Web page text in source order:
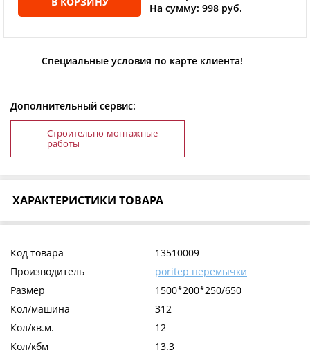
На сумму: 998 руб.
Специальные условия по карте клиента!
Дополнительный сервис:
Строительно-монтажные
работы
ХАРАКТЕРИСТИКИ ТОВАРА
Код товара
13510009
Производитель
poritep перемычки
Размер
1500*200*250/650
Кол/машина
312
Кол/кв.м.
12
Кол/кбм
13.3